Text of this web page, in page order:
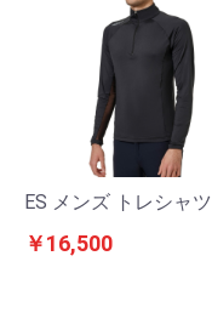
ES メンズ トレシャツ
￥16,500